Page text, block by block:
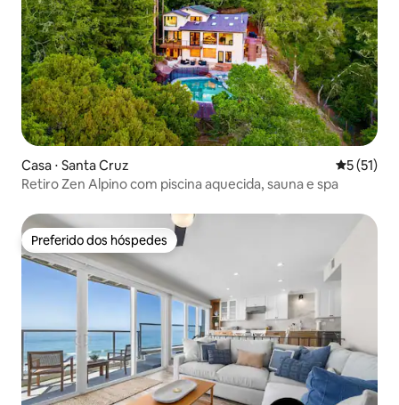
Casa ⋅ Santa Cruz 5 de uma
5 (51)
Retiro Zen Alpino com piscina aquecida, sauna e spa
Preferido dos hóspedes
Preferido dos hóspedes